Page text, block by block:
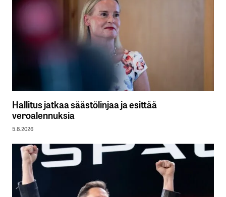
Hallitus jatkaa säästölinjaa ja esittää
veroalennuksia
5.8.2026